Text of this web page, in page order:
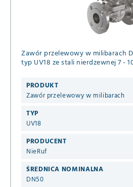
Zawór przelewowy w milibarach
typ UV18 ze stali nierdzewnej 7 -
PRODUKT
Zawór przelewowy w milibarach
TYP
UV18
PRODUCENT
NieRuf
ŚREDNICA NOMINALNA
DN50